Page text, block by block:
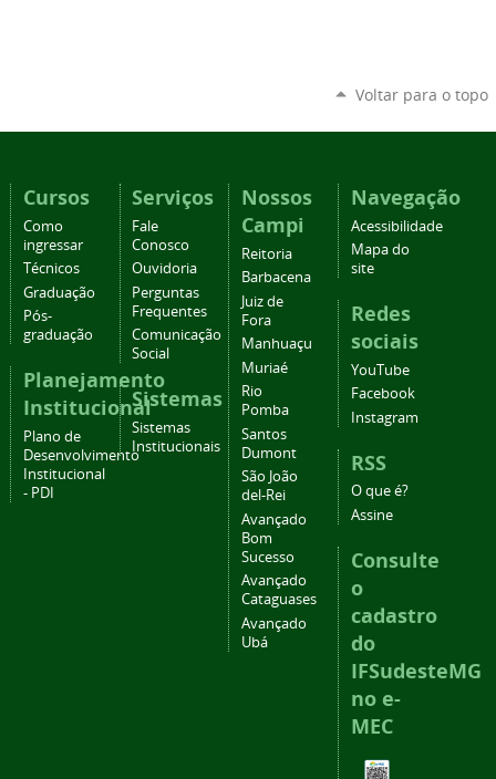
Voltar para o topo
Cursos
Como
ingressar
Técnicos
Graduação
Pós-
graduação
Planejamento
Institucional
Plano de
Desenvolvimento
Institucional
- PDI
Serviços
Fale
Conosco
Ouvidoria
Perguntas
Frequentes
Comunicação
Social
Sistemas
Sistemas
Institucionais
Nossos
Campi
Reitoria
Barbacena
Juiz de
Fora
Manhuaçu
Muriaé
Rio
Pomba
Santos
Dumont
São João
del-Rei
Avançado
Bom
Sucesso
Avançado
Cataguases
Avançado
Ubá
Navegação
Acessibilidade
Mapa do
site
Redes
sociais
YouTube
Facebook
Instagram
RSS
O que é?
Assine
Consulte
o
cadastro
do
IFSudesteMG
no e-
MEC